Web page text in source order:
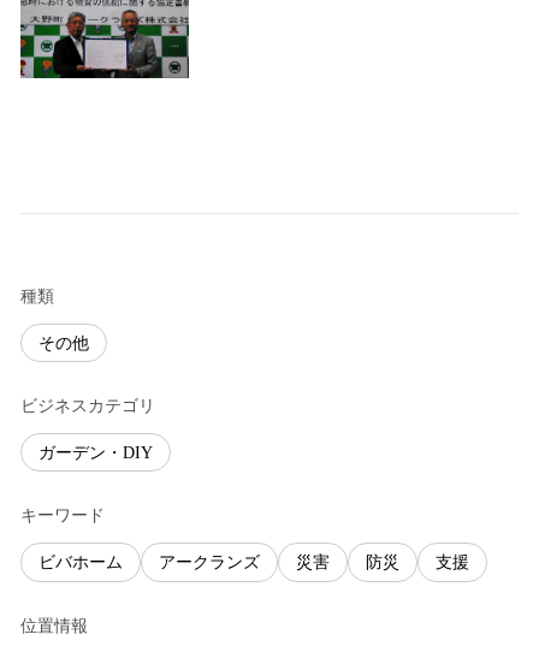
種類
その他
ビジネスカテゴリ
ガーデン・DIY
キーワード
ビバホーム アークランズ 災害 防災 支援
位置情報